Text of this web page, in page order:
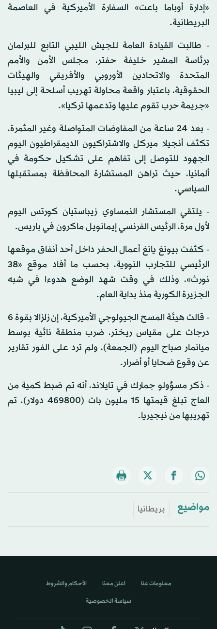
«إدارة أوباما باعت» السفارة الأميركية في العاصمة
البريطانية.
- طالبت القيادة العامة للجيش الليبي التابع للبرلمان
برئاسة المشير خليفة حفتر، مجلس الأمن والأمم
المتحدة والاتحادين الأوروبي والأفريقي والهيئات
الحقوقية، باعتبار واقعة محاولة تهريب أسلحة إلى ليبيا
«جريمة حرب تقوم عليها وتدعمها تركيا».
- بعد 24 ساعة من المفاوضات المتواصلة وغير المثمرة،
تكثف أنجيلا ميركل والاشتراكيون الديمقراطيون اليوم
الجهود للتوصل إلى تفاهم على تشكيل حكومة في
ألمانيا، حيث تراهن المستشارة المحافظة بمستقبلها
السياسي.
- يلتقي المستشار النمساوي زيباستيان كورتس اليوم
لأول مرة، الرئيس الفرنسي إيمانويل ماكرون في باريس.
- كثفت بيونغ يانغ أعمال الحفر داخل أحد أنفاق موقعها
الرئيسي للتجارب النووية، بحسب ما أفاد موقع «38
نورث»، وذلك في وقت شهد الوضع هدوءا في شبه
الجزيرة الكورية منذ بداية العام.
- قالت هيئة المسح الجيولوجي الأميركية، إن زلزالا بقوة 6
درجات على مقياس ريختر، ضرب منطقة نائية بوسط
ميانمار صباح اليوم (الجمعة)، ولم ترد على الفور تقارير
عن وقوع ضحايا أو أضرار.
- ذكر مسؤولو جمارك في تايلاند، أنه تم ضبط كمية من
العاج تبلغ قيمتها 15 مليون بات (469800 دولار)، تم
تهريبها من نيجيريا.
مواضيع بريطانيا
معلومات عنا اعلن معنا الأحكام والشروط
سياسة الخصوصية